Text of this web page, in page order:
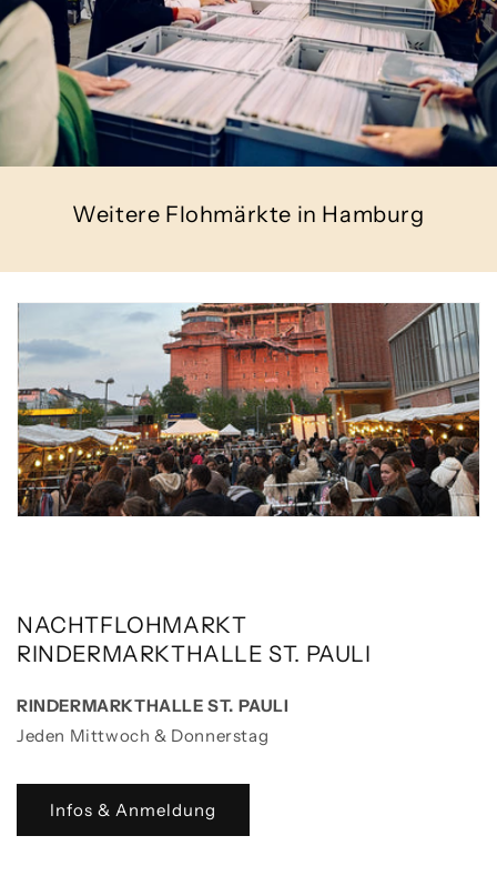
Weitere Flohmärkte in Hamburg
NACHTFLOHMARKT
RINDERMARKTHALLE ST. PAULI
RINDERMARKTHALLE ST. PAULI
Jeden Mittwoch & Donnerstag
Infos & Anmeldung